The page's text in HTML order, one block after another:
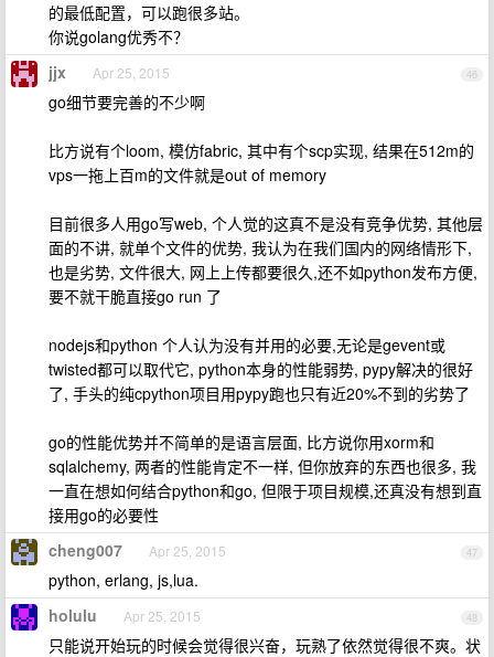
的最低配置，可以跑很多站。
你说golang优秀不？
46
jjx Apr 25, 2015
go细节要完善的不少啊
比方说有个loom, 模仿fabric, 其中有个scp实现, 结果在512m的
vps一拖上百m的文件就是out of memory
目前很多人用go写web, 个人觉的这真不是没有竞争优势, 其他层
面的不讲, 就单个文件的优势, 我认为在我们国内的网络情形下,
也是劣势, 文件很大, 网上上传都要很久,还不如python发布方便,
要不就干脆直接go run 了
nodejs和python 个人认为没有并用的必要,无论是gevent或
twisted都可以取代它, python本身的性能弱势, pypy解决的很好
了, 手头的纯cpython项目用pypy跑也只有近20%不到的劣势了
go的性能优势并不简单的是语言层面, 比方说你用xorm和
sqlalchemy, 两者的性能肯定不一样, 但你放弃的东西也很多, 我
一直在想如何结合python和go, 但限于项目规模,还真没有想到直
接用go的必要性
47
cheng007 Apr 25, 2015
python, erlang, js,lua.
48
holulu Apr 25, 2015
只能说开始玩的时候会觉得很兴奋，玩熟了依然觉得很不爽。状